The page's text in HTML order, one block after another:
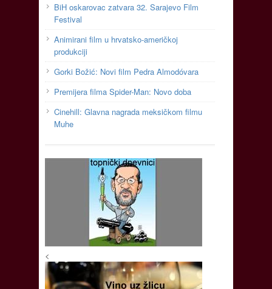
BiH oskarovac zatvara 32. Sarajevo Film
Festival
Animirani film u hrvatsko-američkoj
produkciji
Gorki Božić: Novi film Pedra Almodóvara
Premijera filma Spider-Man: Novo doba
Cinehill: Glavna nagrada meksičkom filmu
Muhe
<